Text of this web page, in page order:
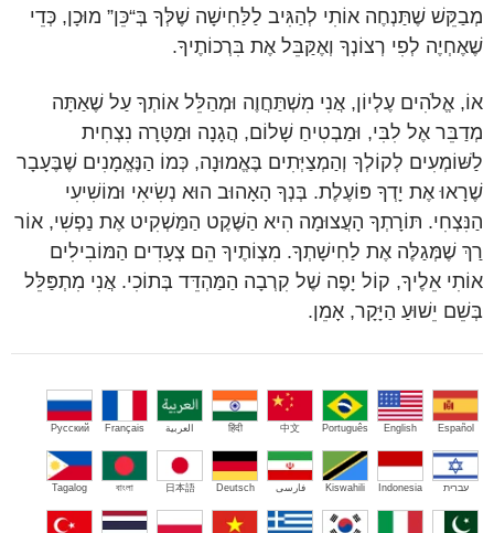
מְבַקֵּשׁ שֶׁתַּנְחֶה אוֹתִי לְהַגִּיב לַלַּחִישָׁה שֶׁלְּךָ בְּ“כֵּן” מוּכָן, כְּדֵי
שֶׁאֶחְיֶה לְפִי רְצוֹנְךָ וְאֶקַּבֵּל אֶת בִּרְכוֹתֶיךָ.
אוֹ, אֱלֹהִים עֶלְיוֹן, אֲנִי מִשְׁתַּחֲוֶה וּמְהַלֵּל אוֹתְךָ עַל שֶׁאַתָּה
מְדַבֵּר אֶל לִבִּי, וּמַבְטִיחַ שָׁלוֹם, הֲגָנָה וּמַטָּרָה נִצְחִית
לַשּׁוֹמְעִים לְקוֹלְךָ וְהַמְצַיְּתִים בֶּאֱמוּנָה, כְּמוֹ הַנֶּאֱמָנִים שֶׁבֶּעָבָר
שֶׁרָאוּ אֶת יָדְךָ פּוֹעֶלֶת. בְּנְךָ הָאָהוּב הוּא נְשִׂיאִי וּמוֹשִׁיעִי
הַנִּצְחִי. תּוֹרָתְךָ הָעֲצוּמָה הִיא הַשֶּׁקֶט הַמַּשְׁקִיט אֶת נַפְשִׁי, אוֹר
רַךְ שֶׁמְּגַלֶּה אֶת לַחִישָׁתְךָ. מִצְוֹתֶיךָ הֵם צְעָדִים הַמּוֹבִילִים
אוֹתִי אֵלֶיךָ, קוֹל יָפֶה שֶׁל קִרְבָה הַמַּהְדֵּד בְּתוֹכִי. אֲנִי מִתְפַּלֵּל
בְּשֵׁם יֵשׁוּעַ הַיָּקָר, אָמֵן.
Español
English
Português
中文
हिंदी العربية Français
Русский
עברית Indonesia
Kiswahili فارسی Deutsch
日本語
বাংলা
Tagalog